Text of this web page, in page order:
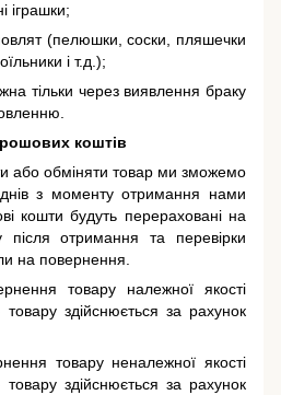
іграшки;
(пелюшки, соски, пляшечки
і т.д.);
тільки через виявлення браку
коштів
або обміняти товар ми зможемо
з моменту отримання нами
кошти будуть перераховані на
після отримання та перевірки
на повернення.
товару належної якості
здійснюється за рахунок
товару неналежної якості
здійснюється за рахунок